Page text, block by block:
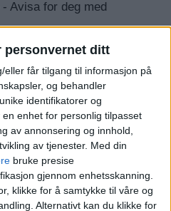
personvernet ditt
får tilgang til informasjon på
og behandler
identifikatorer og
enhet for personlig tilpasset
av annonsering og innhold,
av tjenester. Med din
bruke presise
gjennom enhetsskanning.
klikke for å samtykke til våre og
Alternativt kan du klikke for